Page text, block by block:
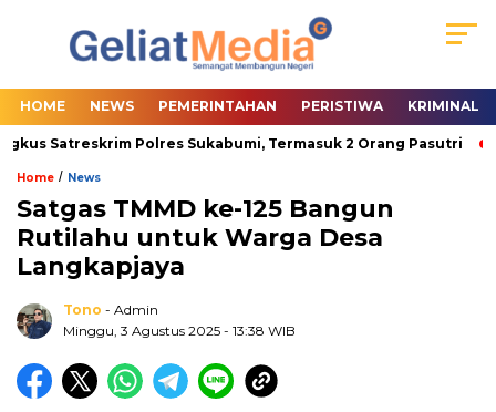
HOME NEWS PEMERINTAHAN PERISTIWA KRIMINAL
Satreskrim Polres Sukabumi, Termasuk 2 Orang Pasutri
Home / News
Satgas TMMD ke-125 Bangun
Rutilahu untuk Warga Desa
Langkapjaya
Tono - Admin
Minggu, 3 Agustus 2025 - 13:38 WIB